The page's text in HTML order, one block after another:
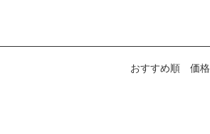
おすすめ順 価